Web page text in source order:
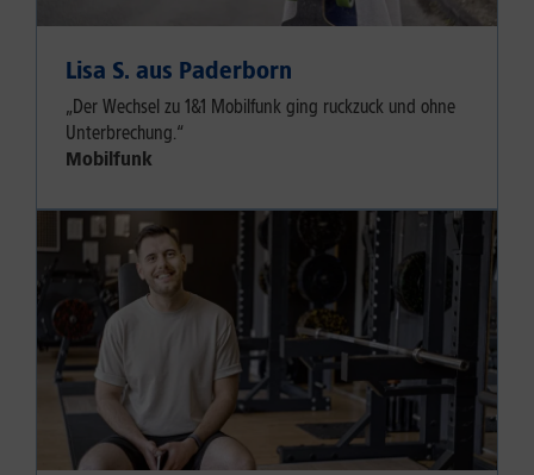
Lisa S. aus Paderborn
„Der Wechsel zu 1&1 Mobilfunk ging ruckzuck und ohne
Unterbrechung.“
Mobilfunk